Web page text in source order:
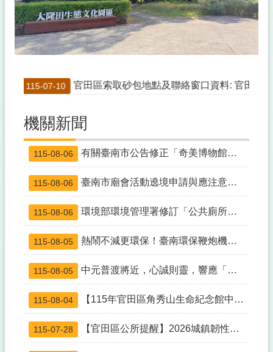
115-07-10 官田區索取砂包地點及聯絡窗口資料: 官田區公所
機關新聞
115-08-06 有關臺南市公告修正「奇美博物館及臺南都會公園、安平商港與部分聯外道路及外港水域、國立成功大學部分校區及其醫學院附設醫院區域空氣品質維護區及實施移動污染源管制措施」
115-08-06 臺南市廟會活動遶境申請與應注意事項
115-08-06 環境部環境管理署修訂「公共廁所列管及維護管理指引」（115年7月修訂版）
115-08-05 熱鬧不減更環保！臺南環保鞭炮機「線上借用」正式上線嘍
115-08-05 中元普渡將近，心誠則靈，響應「新紙錢三燒」
115-08-04 【115年官田區角秀山生命紀念館中元普渡法會公告】
115-07-28 【官田區公所提醒】2026城鎮韌性（防空）演習將於 8/7登場！請鄉親配合管制措施